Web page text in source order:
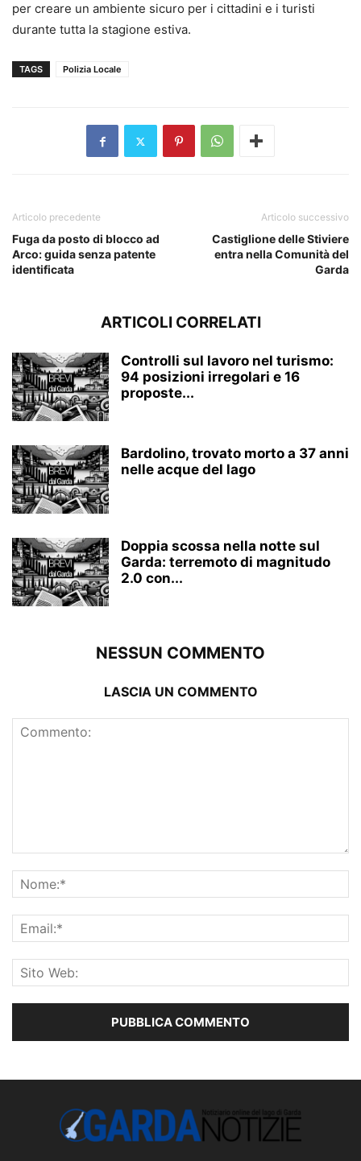
per creare un ambiente sicuro per i cittadini e i turisti
durante tutta la stagione estiva.
TAGS Polizia Locale
Articolo precedente
Fuga da posto di blocco ad
Arco: guida senza patente
identificata
Articolo successivo
Castiglione delle Stiviere
entra nella Comunità del
Garda
ARTICOLI CORRELATI
Controlli sul lavoro nel turismo:
94 posizioni irregolari e 16
proposte...
Bardolino, trovato morto a 37 anni
nelle acque del lago
Doppia scossa nella notte sul
Garda: terremoto di magnitudo
2.0 con...
NESSUN COMMENTO
LASCIA UN COMMENTO